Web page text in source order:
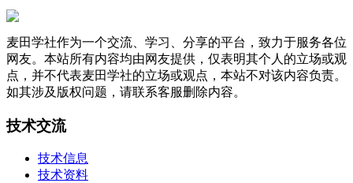
麦田学社作为一个交流、学习、分享的平台，致力于服务各位
网友。本站所有内容均由网友提供，仅表明其个人的立场或观
点，并不代表麦田学社的立场或观点，本站不对该内容负责。
如其涉及版权问题，请联系客服删除内容。
技术交流
技术信息
技术资料